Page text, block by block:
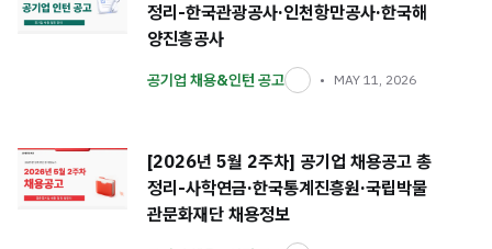
정리-한국관광공사·인천항만공사·한국해
양진흥공사
공기업 채용&인턴 공고 MAY 11, 2026
[2026년 5월 2주차] 공기업 채용공고 총
정리-사학연금·한국통계진흥원·국립박물
관문화재단 채용정보